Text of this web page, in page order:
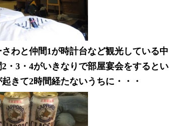
わと仲間1が時計台など観光している
・3・4がいきなりで部屋宴会をすると
きて2時間経たないうちに・・・